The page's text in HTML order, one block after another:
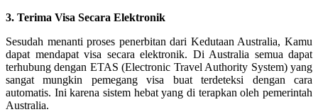
3. Terima Visa Secara Elektronik
Sesudah menanti proses penerbitan dari Kedutaan Australia, Kamu
dapat mendapat visa secara elektronik. Di Australia semua dapat
terhubung dengan ETAS (Electronic Travel Authority System) yang
sangat mungkin pemegang visa buat terdeteksi dengan cara
automatis. Ini karena sistem hebat yang di terapkan oleh pemerintah
Australia.